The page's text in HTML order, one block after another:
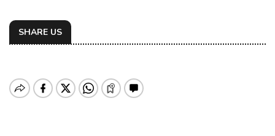
SHARE US